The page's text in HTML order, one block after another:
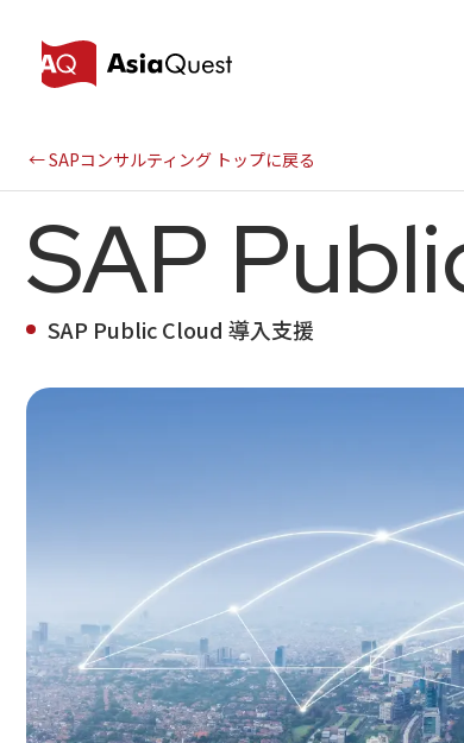
SAP
SAP Public Cloud 導入支援
← SAPコンサルティング トップに戻る